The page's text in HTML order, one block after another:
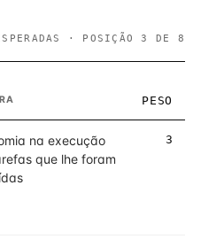
· POSIÇÃO 3 DE 8
PESO
na execução
que lhe foram
3